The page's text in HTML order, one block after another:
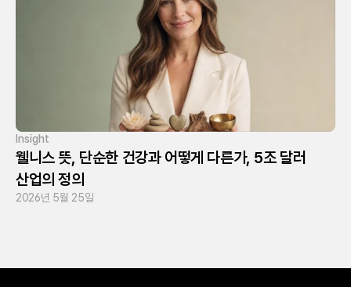
Insight
웰니스 뜻, 단순한 건강과 어떻게 다른가, 5조 달러
산업의 정의
2026년 5월 25일